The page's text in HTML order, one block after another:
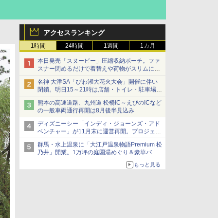
アクセスランキング
1時間 24時間 1週間 1カ月
本日発売「スヌーピー」圧縮収納ポーチ。ファ
スナー閉めるだけで着替えや荷物がスリムにま
とまる
名神 大津SA「びわ湖大花火大会」開催に伴い
閉鎖。明日15～21時は店舗・トイレ・駐車場の
利用不可
熊本の高速道路、九州道 松橋IC～えびのICなど
の一般車両通行再開は8月後半見込み
ディズニーシー「インディ・ジョーンズ・アド
ベンチャー」が11月末に運営再開。プロジェク
ションマッピングを追加、DPAは1500円
群馬・水上温泉に「大江戸温泉物語Premium 松
乃井」開業。1万坪の庭園湯めぐり＆豪華バイ
もっと見る